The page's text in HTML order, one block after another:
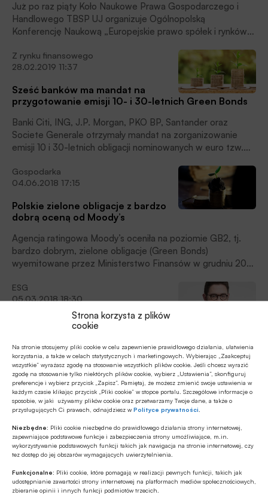
Strona korzysta z plików
cookie
Na stronie stosujemy pliki cookie w celu zapewnienie prawidłowego działania, ułatwienia
korzystania, a także w celach statystycznych i marketingowych. Wybierając „Zaakceptuj
wszystkie” wyrażasz zgodę na stosowanie wszystkich plików cookie. Jeśli chcesz wyrazić
zgodę na stosowanie tylko niektórych plików cookie, wybierz „Ustawienia”, skonfiguruj
preferencje i wybierz przycisk „Zapisz”. Pamiętaj, że możesz zmienić swoje ustawienia w
każdym czasie klikając przycisk „Pliki cookie” w stopce portalu. Szczegółowe informacje o
sposobie, w jaki używamy plików cookie oraz przetwarzamy Twoje dane, a także o
przysługujących Ci prawach, odnajdziesz wPolityce prywatności
Niezbędne: Pliki cookie niezbędne do prawidłowego działania strony internetowej,
zapewniające podstawowe funkcje i zabezpieczenia strony umożliwiające, m.in.
wykorzystywanie podstawowych funkcji takich jak nawigacja na stronie internetowej, czy
tez dostęp do jej obszarów wymagających uwierzytelnienia.
Funkcjonalne: Pliki cookie, które pomagają w realizacji pewnych funkcji, takich jak
udostępnianie zawartości strony internetowej na platformach mediów społecznościowych,
zbieranie opinii i innych funkcji podmiotów trzecich.
Już po raz piąty Koło Naukowe Prawa Gospodarczego i
Handlowego TBSP UJ organizuje Ogólnopolską
Konferencję Naukową „Europejskie prawo spółek i rynków
2020 r. na Uniwersytecie Jagiellońskim w Krakowie.
Z rynku finansowego
28.02.2019 11:37
Sześć banków ma mandat na
przygotowanie emisji 10- i 30-letnich Green Bonds
Banki Citi, ING, J.P. Morgan, PKO BP, Santander oraz
Societe Generale otrzymały mandat na zorganizowanie
emisji 10 i 30-letnich obligacji nominowanych w euro tzw.
Gospodarka
04.06.2018 17:15
Polskie zielone obligacje z bardzo
dobrą oceną od Moody’s
Agencja ratingowa Moody’s oceniła na poziomie GB2, tj.
bardzo dobrym, zielone obligacje (Green Bonds)
wyemitowane przez Ministerstwo Finansów w grudniu 2016
ESG
05.03.2018 18:30
Zagranica pozytywnie o polskich
Na przełomie stycznia i lutego 2018 roku Ministerstwo
Finansów RP po raz drugi wyemitowało zielone obligacje
skarbowe. Mimo iż na poziomie krajowym nie słychać wiele
dyskusji na ten temat, wydarzenie to jest szeroko
komentowane i doceniane za granicą przez wielu
komentatorów.
Gospodarka
01.02.2018 16:25
Ministerstwo Finansów sprzedało
zielone obligacje za 1 mld euro
Ministerstwo Finansów sprzedało 8,5-letnie Green Bonds o
wartości nominalnej 1 mld euro przy rentowności 1,153%